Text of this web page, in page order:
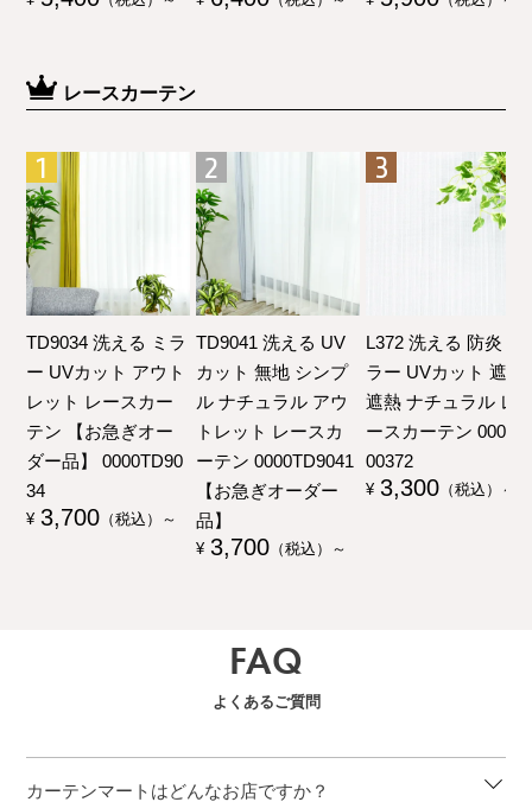
レースカーテン
TD9034 洗える ミラ
ー UVカット アウト
レット レースカー
テン 【お急ぎオー
ダー品】 0000TD90
34
¥ 3,700 （税込）～
TD9041 洗える UV
カット 無地 シンプ
ル ナチュラル アウ
トレット レースカ
ーテン 0000TD9041
【お急ぎオーダー
品】
¥ 3,700 （税込）～
L372 洗える 防炎 ミ
ラー UVカット 遮像
遮熱 ナチュラル レ
ースカーテン 00000
00372
¥ 3,300 （税込）～
FAQ
よくあるご質問
カーテンマートはどんなお店ですか？